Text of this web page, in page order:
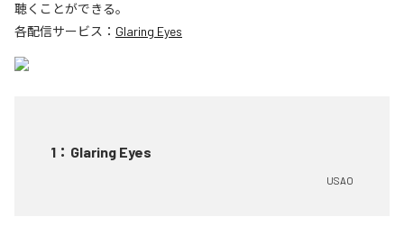
聴くことができる。
各配信サービス： Glaring Eyes
1 ： Glaring Eyes
USAO